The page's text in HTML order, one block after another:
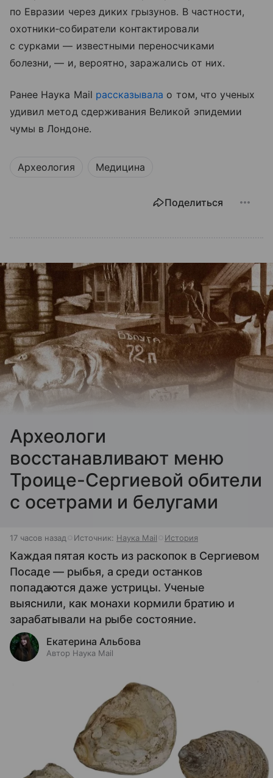
по Евразии через диких грызунов. В частности,
охотники‑собиратели контактировали
с сурками — известными переносчиками
болезни, — и, вероятно, заражались от них.
Ранее Наука Mail рассказывала о том, что ученых
удивил метод сдерживания Великой эпидемии
чумы в Лондоне.
Археология Медицина
Поделиться
Археологи
восстанавливают меню
Троице-Сергиевой обители
с осетрами и белугами
17 часов назад Источник: Наука Mail История
Каждая пятая кость из раскопок в Сергиевом
Посаде — рыбья, а среди останков
попадаются даже устрицы. Ученые
выяснили, как монахи кормили братию и
зарабатывали на рыбе состояние.
Екатерина Альбова
Автор Наука Mail